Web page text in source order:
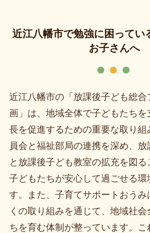
近江八幡市で勉強に困ってい
お子さんへ
近江八幡市の「放課後子ども総合
画」は、地域全体で子どもたち
長を促進するための重要な取り
員会と福祉部局の連携を深め、
と放課後子ども教室の拡充を図
子どもたちが安心して過ごせる環
す。また、子育てサポートおうみ
くの取り組みを通じて、地域社
ちを育む体制が整っています。